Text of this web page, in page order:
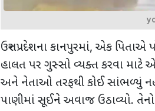
ઉત્તર પ્રદેશના કાનપુરમાં, એક પિતાએ
હાલત પર ગુસ્સો વ્યક્ત કરવા માટે
અને નેતાઓ તરફથી કોઈ સાંભળ્યું
પાણીમાં સૂઈને અવાજ ઉઠાવ્યો. તેનો